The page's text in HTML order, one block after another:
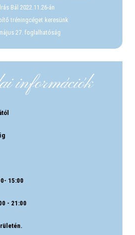
Bál 2022.11.26-án
tréningcéget keresünk
27. foglalhatóság
információk
15:00
- 21:00